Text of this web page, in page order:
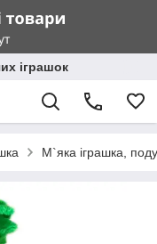
іграшок
М`яка іграшка,